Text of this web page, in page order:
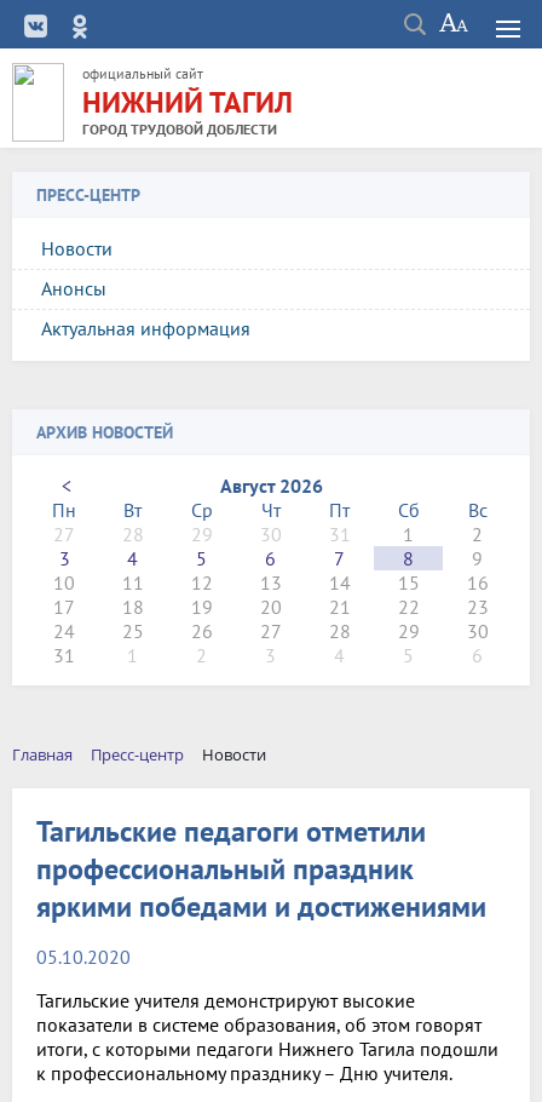
официальный сайт
НИЖНИЙ ТАГИЛ
ГОРОД ТРУДОВОЙ ДОБЛЕСТИ
ПРЕСС-ЦЕНТР
Новости
Анонсы
Актуальная информация
АРХИВ НОВОСТЕЙ
<
Август 2026
Пн
Вт Ср Чт Пт Сб
Вс
27
28 29 30 31 1
2
3
4 5 6 7 8
9
10
11 12 13 14 15
16
17
18 19 20 21 22
23
24
25 26 27 28 29
30
31
1 2 3 4 5 6
Главная Пресс-центр Новости
Тагильские педагоги отметили
профессиональный праздник
яркими победами и достижениями
05.10.2020
Тагильские учителя демонстрируют высокие
показатели в системе образования, об этом говорят
итоги, с которыми педагоги Нижнего Тагила подошли
к профессиональному празднику – Дню учителя.